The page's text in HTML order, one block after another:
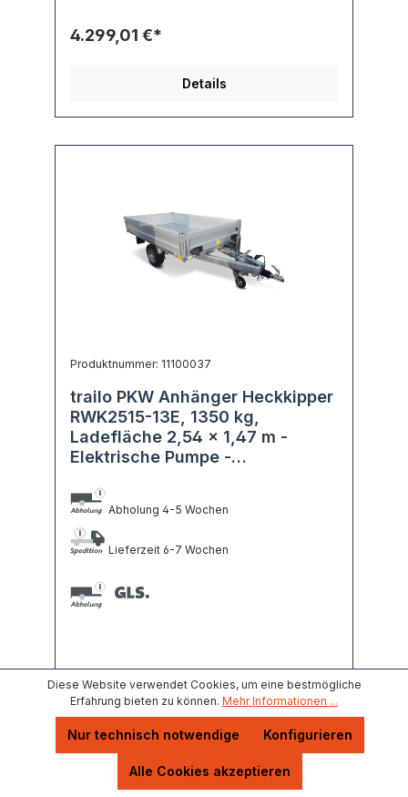
4.299,01 €*
Details
Produktnummer: 11100037
trailo PKW Anhänger Heckkipper
RWK2515-13E, 1350 kg,
Ladefläche 2,54 x 1,47 m -
Elektrische Pumpe -
Abholung 4-5 Wochen
Lieferzeit 6-7 Wochen
4.599,00 €*
Diese Website verwendet Cookies, um eine bestmögliche
Erfahrung bieten zu können. Mehr Informationen ...
Nur technisch notwendige Konfigurieren
Alle Cookies akzeptieren